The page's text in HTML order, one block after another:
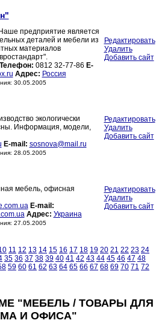
предприятие является
деталей и мебели из
материалов
Телефон: 0812 32-77-86 E-
Адрес: Россия
30.05.2005
Редактировать
Удалить
Добавить сайт
экологически
Информация, модели,
E-mail: sosnova@mail.ru
28.05.2005
Редактировать
Удалить
Добавить сайт
мебель, офисная
E-mail:
Адрес: Украина
27.05.2005
Редактировать
Удалить
Добавить сайт
11 12 13 14 15 16 17 18 19 20 21 22 23 24
35 36 37 38 39 40 41 42 43 44 45 46 47 48
59 60 61 62 63 64 65 66 67 68 69 70 71 72
"МЕБЕЛЬ / ТОВАРЫ ДЛЯ
И ОФИСА"